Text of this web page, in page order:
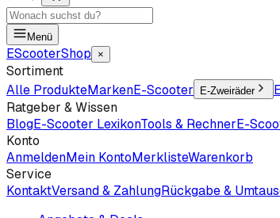
Menü
EScooterShop ×
Sortiment
Alle ProdukteMarkenE-Scooter E-Zweiräder
Ratgeber & Wissen
BlogE-Scooter LexikonTools & RechnerE-
Konto
AnmeldenMein KontoMerklisteWarenkorb
Service
KontaktVersand & ZahlungRückgabe &